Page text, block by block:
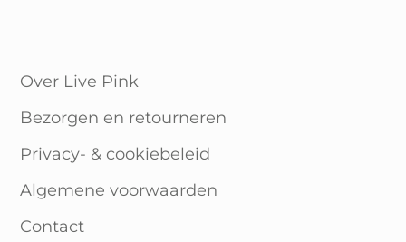
Over Live Pink
Bezorgen en retourneren
Privacy- & cookiebeleid
Algemene voorwaarden
Contact